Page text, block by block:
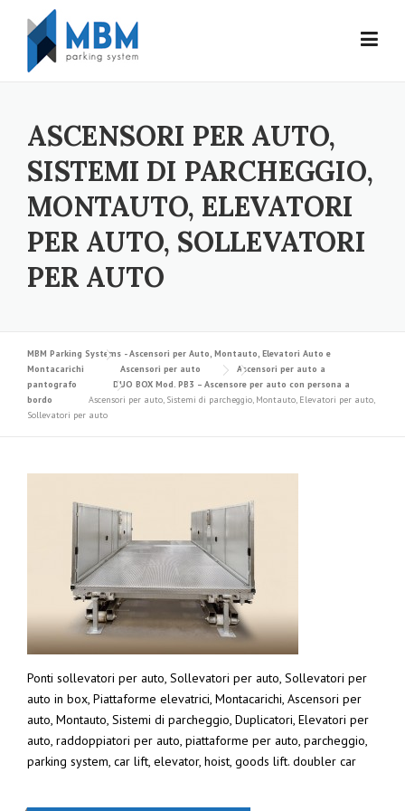
Skip to content
ASCENSORI PER AUTO,
SISTEMI DI PARCHEGGIO,
MONTAUTO, ELEVATORI
PER AUTO, SOLLEVATORI
PER AUTO
MBM Parking Systems - Ascensori per Auto, Montauto, Elevatori Auto e
Montacarichi
Ascensori per auto
Ascensori per auto a
pantografo
DUO BOX Mod. PB3 – Ascensore per auto con persona a
bordo
Ascensori per auto, Sistemi di parcheggio, Montauto, Elevatori per auto,
Sollevatori per auto
Ponti sollevatori per auto, Sollevatori per auto, Sollevatori per
auto in box, Piattaforme elevatrici, Montacarichi, Ascensori per
auto, Montauto, Sistemi di parcheggio, Duplicatori, Elevatori per
auto, raddoppiatori per auto, piattaforme per auto, parcheggio,
parking system, car lift, elevator, hoist, goods lift. doubler car